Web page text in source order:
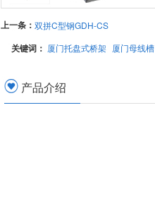
上一条： 双拼C型钢GDH-CS
关键词： 厦门托盘式桥架 厦门母线槽
产品介绍